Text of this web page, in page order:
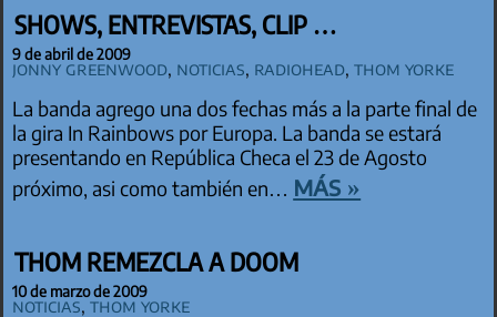
SHOWS, ENTREVISTAS, CLIP …
9 de abril de 2009
Jonny Greenwood, Noticias, Radiohead,Thom Yorke
La banda agrego una dos fechas más a la parte final de
la gira In Rainbows por Europa. La banda se estará
presentando en República Checa el 23 de Agosto
próximo, asi como también en… más »
THOM REMEZCLA A DOOM
10 de marzo de 2009
Noticias,Thom Yorke